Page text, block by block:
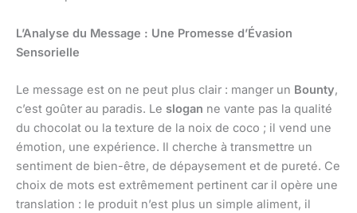
L’Analyse du Message : Une Promesse d’Évasion
Sensorielle
Le message est on ne peut plus clair : manger un Bounty,
c’est goûter au paradis. Le slogan ne vante pas la qualité
du chocolat ou la texture de la noix de coco ; il vend une
émotion, une expérience. Il cherche à transmettre un
sentiment de bien-être, de dépaysement et de pureté. Ce
choix de mots est extrêmement pertinent car il opère une
translation : le produit n’est plus un simple aliment, il